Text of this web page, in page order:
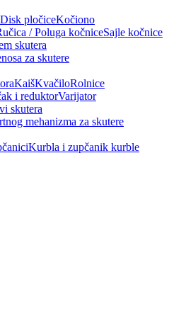
Disk pločiceKočiono
/ Poluga kočniceSajle kočnice
skutera
KaišKvačiloRolnice
i reduktorVarijator
skutera
Kurbla i zupčanik kurble